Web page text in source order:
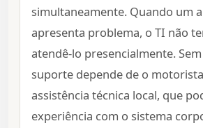
simultaneamente. Quando um
apresenta problema, o TI não
atendê-lo presencialmente.
suporte depende de o
assistência técnica local, que
experiência com o sistema